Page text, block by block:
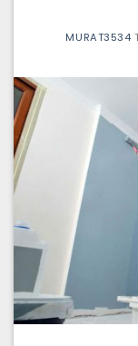
MURAT3534